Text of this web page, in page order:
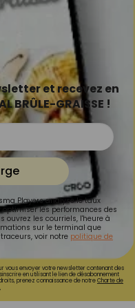
et recevez en
BRÛLE-GRAISSE !
Players analyse le taux
les performances des
ouvrez les courriels, l'heure à
sur le terminal que
voir notre politique de
vous envoyer votre newsletter contenant des
en utilisant le lien de désabonnement
prenez connaissance de notreCharte de